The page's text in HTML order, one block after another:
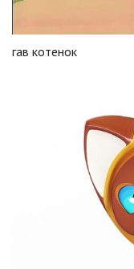
гав котенок